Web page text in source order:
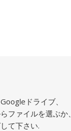
ドライブ、
ファイルを選ぶか、
て下さい.